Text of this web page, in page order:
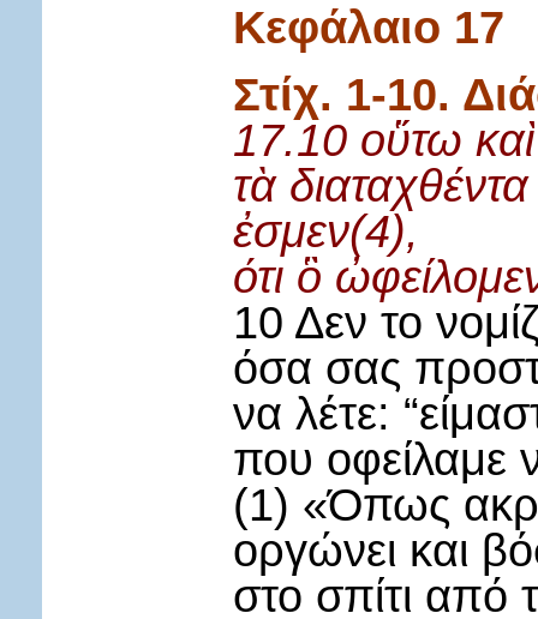
Κεφάλαιο 17
Στίχ. 1-10.
17.10 οὕτω
τὰ
ἐσμεν(4),
ότι ὃ
10 Δεν το
όσα σας
να λέτε:
που οφείλαμε
(1) «Όπως
οργώνει και
στο σπίτι από